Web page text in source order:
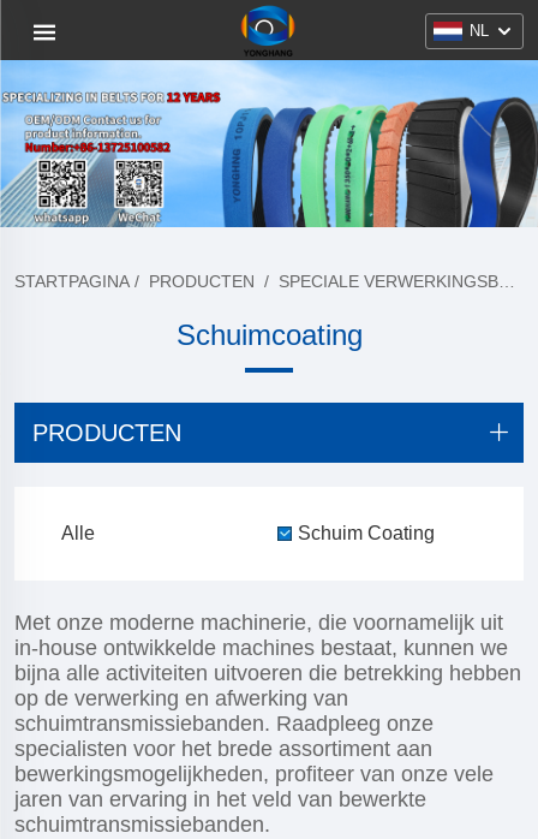
NL
STARTPAGINA / PRODUCTEN / SPECIALE VERWERKINGSBANDEN
Schuimcoating
PRODUCTEN
Alle Schuim Coating
Met onze moderne machinerie, die voornamelijk uit
in-house ontwikkelde machines bestaat, kunnen we
bijna alle activiteiten uitvoeren die betrekking hebben
op de verwerking en afwerking van
schuimtransmissiebanden. Raadpleeg onze
specialisten voor het brede assortiment aan
bewerkingsmogelijkheden, profiteer van onze vele
jaren van ervaring in het veld van bewerkte
schuimtransmissiebanden.